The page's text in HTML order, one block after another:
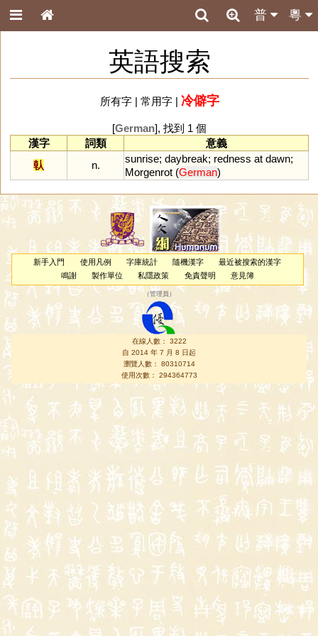
粵
普
英語搜索
所有字| 常用字| 冷僻字
[German], 找到 1 個
漢字
詞類
意義
倝
n.
sunrise; daybreak; redness at dawn;
Morgenrot (German)
新手入門 使用凡例 字庫統計 隨機漢字
最近被搜索的漢字
鳴謝
製作單位 私隱政策 免責聲明 意見簿
（管理員 ）
在線人數： 3222
自 2014 年 7 月 8 日起
瀏覽人數： 80310714
使用次數： 294364773